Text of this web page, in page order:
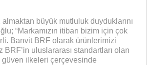
büyük mutluluk duyduklarını
“Markamızın itibarı bizim için çok
Banvit BRF olarak ürünlerimizi
uluslararası standartları olan
güven ilkeleri çerçevesinde